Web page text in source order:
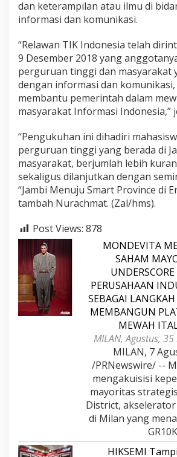
dan keterampilan atau ilmu di
informasi dan komunikasi.
“Relawan TIK Indonesia telah
9 Desember 2018 yang
perguruan tinggi dan masyarakat
dengan informasi dan
membantu pemerintah dalam
masyarakat Informasi Indonesia,”
“Pengukuhan ini dihadiri
perguruan tinggi yang berada di
masyarakat, berjumlah lebih
sekaligus dilanjutkan dengan
“Jambi Menuju Smart Province di
tambah Nurachmat. (Zal/hms).
Post Views: 878
MONDEVITA
SAHAM
PERUSAHAAN
SEBAGAI
MEMBANGUN
MEWAH
MILAN, Agustus,
MILAN, 7
/PRNewswire/ --
mengakuisisi
mayoritas
District,
di Milan yang
HIKSEMI